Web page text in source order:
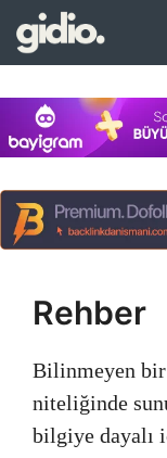
İçeriğe
atla
Rehber
Bilinmeyen bir
niteliğinde
bilgiye dayalı